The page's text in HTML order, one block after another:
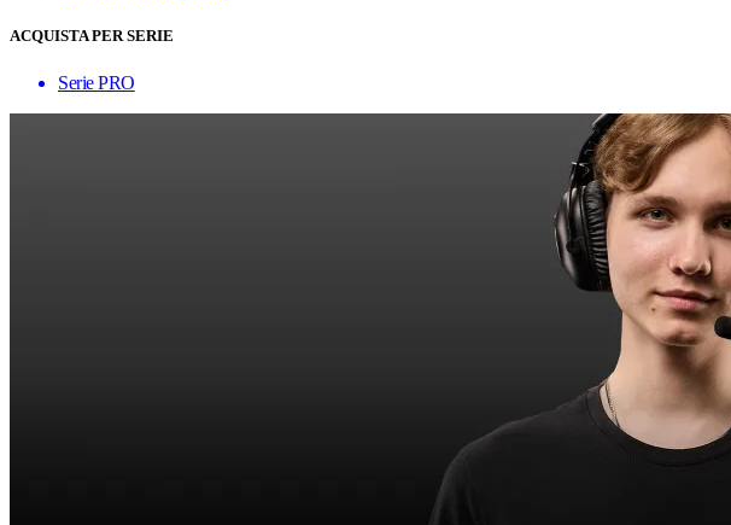
ACQUISTA PER SERIE
Serie PRO